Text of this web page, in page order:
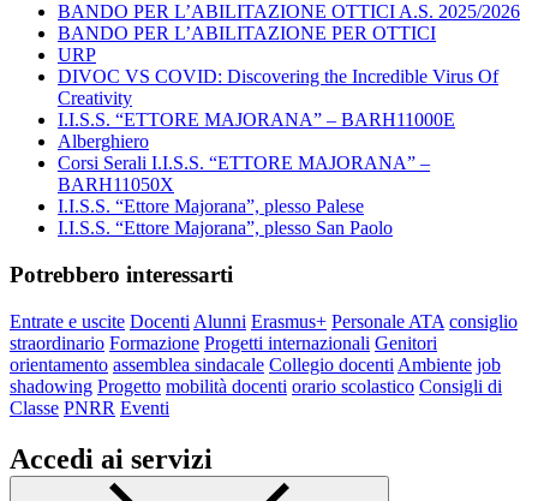
BANDO PER L’ABILITAZIONE OTTICI A.S. 2025/2026
BANDO PER L’ABILITAZIONE PER OTTICI
URP
DIVOC VS COVID: Discovering the Incredible Virus Of
Creativity
I.I.S.S. “ETTORE MAJORANA” – BARH11000E
Alberghiero
Corsi Serali I.I.S.S. “ETTORE MAJORANA” –
BARH11050X
I.I.S.S. “Ettore Majorana”, plesso Palese
I.I.S.S. “Ettore Majorana”, plesso San Paolo
Potrebbero interessarti
Entrate e uscite Docenti Alunni Erasmus+ Personale ATA consiglio
straordinario Formazione Progetti internazionali Genitori
orientamento assemblea sindacale Collegio docenti Ambiente job
shadowing Progetto mobilità docenti orario scolastico Consigli di
Classe PNRR Eventi
Accedi ai servizi